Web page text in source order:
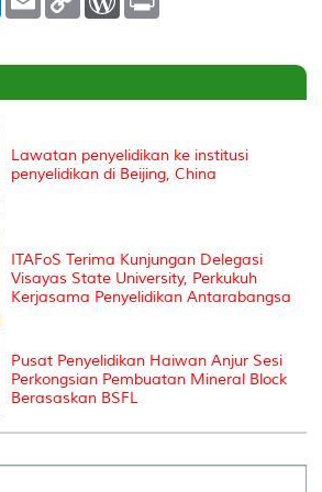
e
I
m
l
L
n
P
e
t
Lawatan penyelidikan ke institusi
penyelidikan di Beijing, China
ITAFoS Terima Kunjungan Delegasi
Visayas State University, Perkukuh
Kerjasama Penyelidikan Antarabangsa
Pusat Penyelidikan Haiwan Anjur Sesi
Perkongsian Pembuatan Mineral Block
Berasaskan BSFL